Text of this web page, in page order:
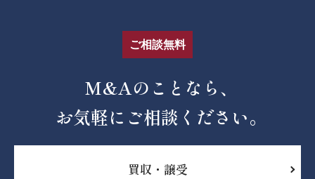
ご相談無料
M&Aのことなら、
お気軽にご相談ください。
買収・譲受